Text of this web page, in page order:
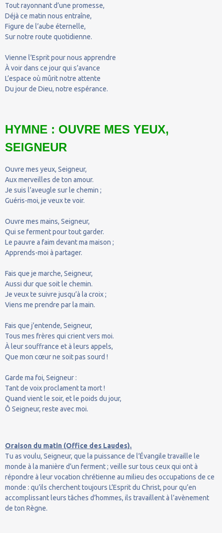
Tout rayonnant d’une promesse,
Déjà ce matin nous entraîne,
Figure de l’aube éternelle,
Sur notre route quotidienne.
Vienne l’Esprit pour nous apprendre
À voir dans ce jour qui s’avance
L’espace où mûrit notre attente
Du jour de Dieu, notre espérance.
HYMNE : OUVRE MES YEUX,
SEIGNEUR
Ouvre mes yeux, Seigneur,
Aux merveilles de ton amour.
Je suis l’aveugle sur le chemin ;
Guéris-moi, je veux te voir.
Ouvre mes mains, Seigneur,
Qui se ferment pour tout garder.
Le pauvre a faim devant ma maison ;
Apprends-moi à partager.
Fais que je marche, Seigneur,
Aussi dur que soit le chemin.
Je veux te suivre jusqu’à la croix ;
Viens me prendre par la main.
Fais que j’entende, Seigneur,
Tous mes frères qui crient vers moi.
À leur souffrance et à leurs appels,
Que mon cœur ne soit pas sourd !
Garde ma foi, Seigneur :
Tant de voix proclament ta mort !
Quand vient le soir, et le poids du jour,
Ô Seigneur, reste avec moi.
Oraison du matin (Office des Laudes).
Tu as voulu, Seigneur, que la puissance de l’Évangile travaille le
monde à la manière d’un ferment ; veille sur tous ceux qui ont à
répondre à leur vocation chrétienne au milieu des occupations de ce
monde : qu’ils cherchent toujours L’Esprit du Christ, pour qu’en
accomplissant leurs tâches d’hommes, ils travaillent à l’avènement
de ton Règne.